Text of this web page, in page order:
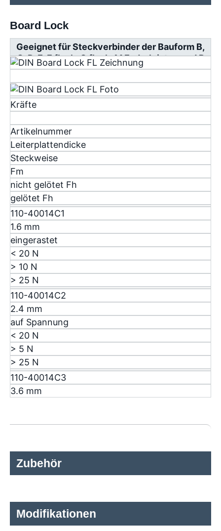
Board Lock
Geeignet für Steckverbinder der Bauform B,
C, D, E, F flach, G flach, M Federleisten und R
Messerleisten
Kräfte
Artikelnummer
Leiterplattendicke
Steckweise
Fm
nicht gelötet Fh
gelötet Fh
110-40014C1
1.6 mm
eingerastet
< 20 N
> 10 N
> 25 N
110-40014C2
2.4 mm
auf Spannung
< 20 N
> 5 N
> 25 N
110-40014C3
3.6 mm
Zubehör
Modifikationen